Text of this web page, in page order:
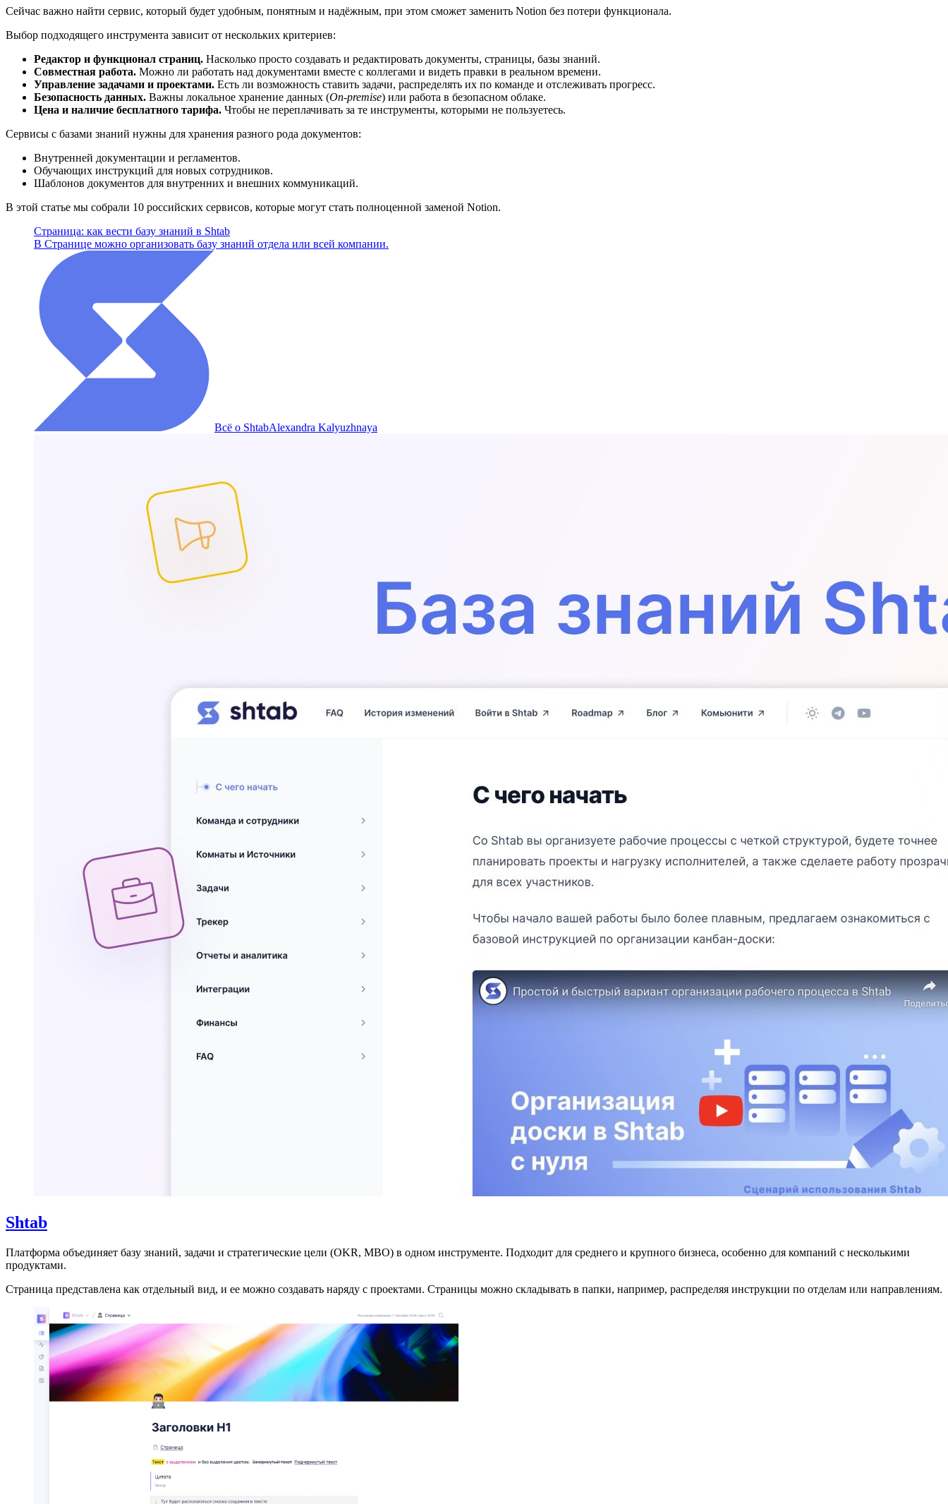
Сейчас важно найти сервис, который будет удобным, понятным и надёжным, при этом сможет заменить Notion без потери функционала.
Выбор подходящего инструмента зависит от нескольких критериев:
Редактор и функционал страниц. Насколько просто создавать и редактировать документы, страницы, базы знаний.
Совместная работа. Можно ли работать над документами вместе с коллегами и видеть правки в реальном времени.
Управление задачами и проектами. Есть ли возможность ставить задачи, распределять их по команде и отслеживать прогресс.
Безопасность данных. Важны локальное хранение данных (On-premise) или работа в безопасном облаке.
Цена и наличие бесплатного тарифа. Чтобы не переплачивать за те инструменты, которыми не пользуетесь.
Сервисы с базами знаний нужны для хранения разного рода документов:
Внутренней документации и регламентов.
Обучающих инструкций для новых сотрудников.
Шаблонов документов для внутренних и внешних коммуникаций.
В этой статье мы собрали 10 российских сервисов, которые могут стать полноценной заменой Notion.
Страница: как вести базу знаний в Shtab
В Странице можно организовать базу знаний отдела или всей компании.
Всё о ShtabAlexandra Kalyuzhnaya
Shtab
Платформа объединяет базу знаний, задачи и стратегические цели (OKR, MBO) в одном инструменте. Подходит для среднего и крупного бизнеса, особенно для компаний с несколькими
продуктами.
Страница представлена как отдельный вид, и ее можно создавать наряду с проектами. Страницы можно складывать в папки, например, распределяя инструкции по отделам или направлениям.